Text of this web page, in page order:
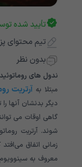
تأیید شده
تیم محتوای
بدون نظر
ندول های روماتوئید
مبتلا به آرتریت
دیگر بدنشان آنها
گاهی اوقات می
زمانی اتفاق
معروف به